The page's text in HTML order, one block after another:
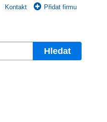
Kontakt Přidat firmu
Hledat